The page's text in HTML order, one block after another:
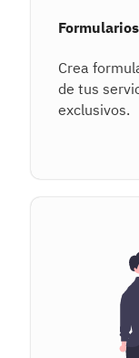
Formularios
Crea
de tus
exclusivos.